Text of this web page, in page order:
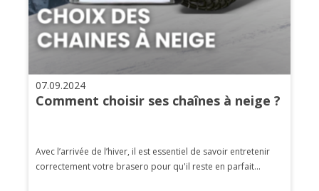
07.09.2024
Comment choisir ses chaînes à neige ?
Avec l’arrivée de l’hiver, il est essentiel de savoir entretenir
correctement votre brasero pour qu'il reste en parfait...